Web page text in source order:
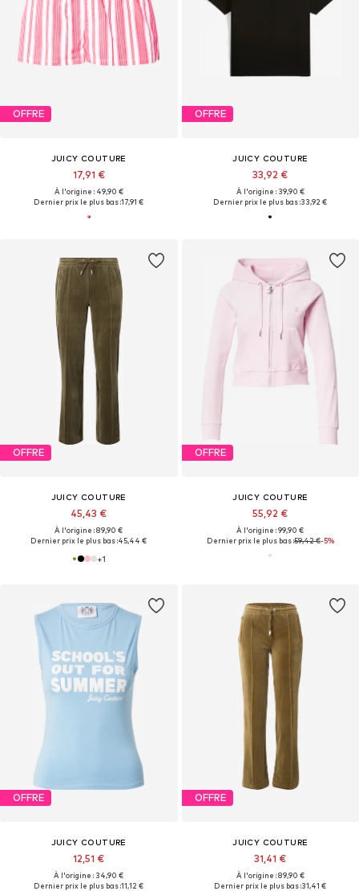
OFFRE
JUICY COUTURE
17,91 €
À l'origine : 49,90 €
Dernier prix le plus bas :17,91 €
OFFRE
JUICY COUTURE
33,92 €
À l'origine : 39,90 €
Dernier prix le plus bas :33,92 €
OFFRE
JUICY COUTURE
45,43 €
À l'origine : 89,90 €
Dernier prix le plus bas :45,44 €
+1
OFFRE
JUICY COUTURE
55,92 €
À l'origine : 99,90 €
Dernier prix le plus bas :59,42 €-5%
OFFRE
JUICY COUTURE
12,51 €
À l'origine : 34,90 €
Dernier prix le plus bas :11,12 €
OFFRE
JUICY COUTURE
31,41 €
À l'origine : 89,90 €
Dernier prix le plus bas :31,41 €